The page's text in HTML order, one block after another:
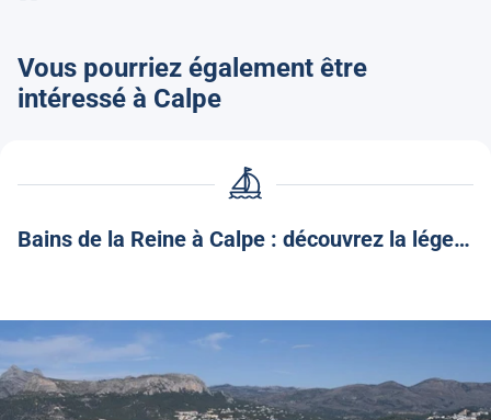
Vous pourriez également être
intéressé à Calpe
Bains de la Reine à Calpe : découvrez la légende et le charme de ce coin